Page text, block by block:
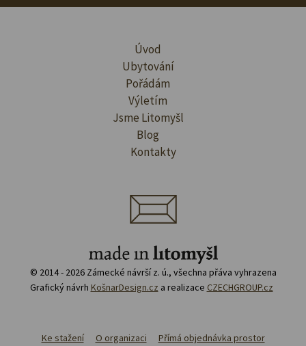
Úvod
Ubytování
Pořádám
Výletím
Jsme Litomyšl
Blog
Kontakty
© 2014 - 2026 Zámecké návrší z. ú., všechna přáva vyhrazena
Grafický návrh KošnarDesign.cz a realizace CZECHGROUP.cz
Ke stažení O organizaci
Přímá objednávka prostor